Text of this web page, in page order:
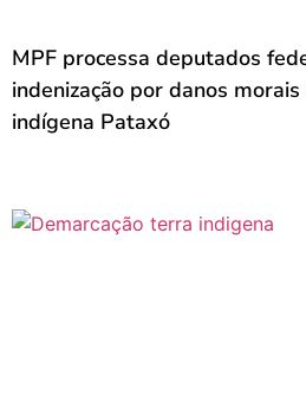
MPF processa deputados
indenização por danos
indígena Pataxó